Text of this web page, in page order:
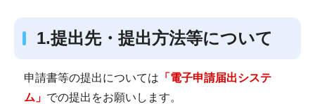
1.提出先・提出方法等について
申請書等の提出については 「電子申請届出システ
ム」 での提出をお願いします。